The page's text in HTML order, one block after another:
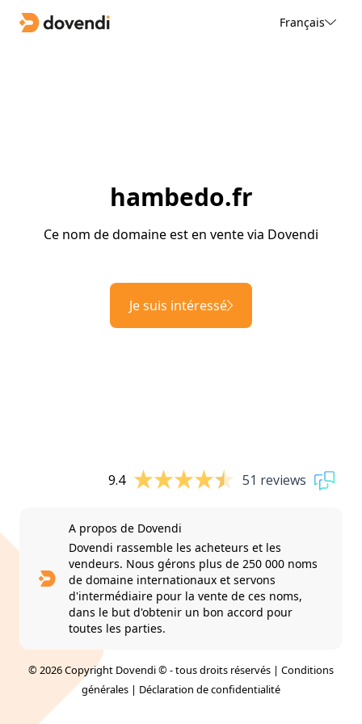
Français
hambedo.fr
Ce nom de domaine est en vente via Dovendi
Je suis intéressé
9.4 51 reviews
A propos de Dovendi
Dovendi rassemble les acheteurs et les
vendeurs. Nous gérons plus de 250 000 noms
de domaine internationaux et servons
d'intermédiaire pour la vente de ces noms,
dans le but d'obtenir un bon accord pour
toutes les parties.
© 2026 Copyright Dovendi © - tous droits réservés | Conditions
générales | Déclaration de confidentialité